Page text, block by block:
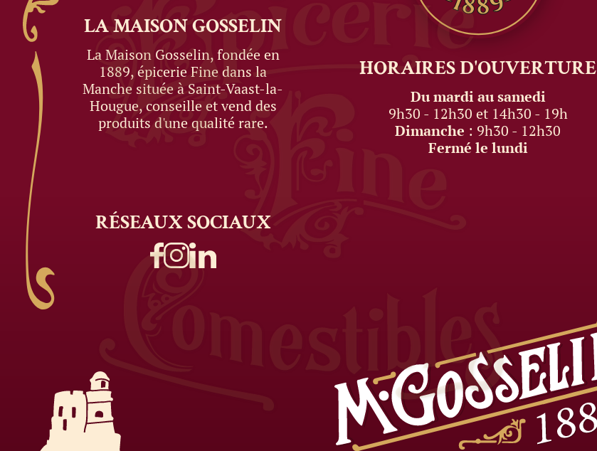
LA MAISONGOSSELIN
La Maison Gosselin, fondée en
1889, épicerie Fine dans la
Manche située à Saint-Vaast-la-
Hougue, conseille et vend des
produits d'une qualité rare.
HORAIRESD'OUVERTURE
Du mardi au samedi
9h30 - 12h30 et 14h30 - 19h
Dimanche : 9h30 - 12h30
Fermé le lundi
RÉSEAUXSOCIAUX